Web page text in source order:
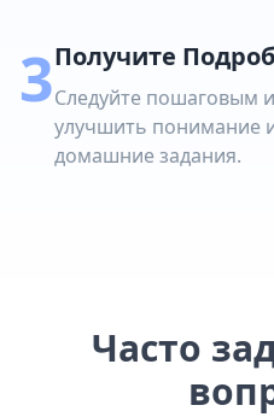
3Получите
Следуйте пошаговым
улучшить понимание
домашние задания.
Часто